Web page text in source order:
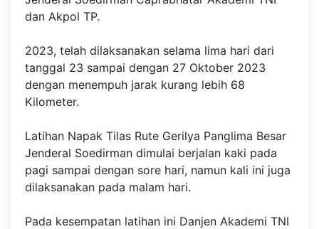
dan Akpol TP.
2023, telah dilaksanakan selama lima hari dari
tanggal 23 sampai dengan 27 Oktober 2023
dengan menempuh jarak kurang lebih 68
Kilometer.
Latihan Napak Tilas Rute Gerilya Panglima Besar
Jenderal Soedirman dimulai berjalan kaki pada
pagi sampai dengan sore hari, namun kali ini juga
dilaksanakan pada malam hari.
Pada kesempatan latihan ini Danjen Akademi TNI